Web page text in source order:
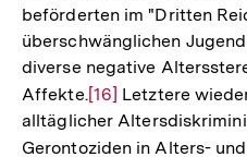
beförderten im "Dritten
überschwänglichen
diverse negative
Affekte.Zur
Auflösung
der
[16] Letztere
alltäglicher
Gerontoziden in Alters-